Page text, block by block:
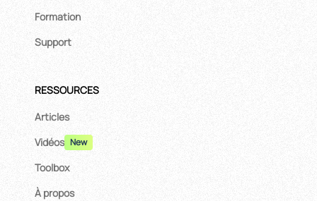
Formation
Support
RESSOURCES
Articles
Vidéos New
Toolbox
À propos